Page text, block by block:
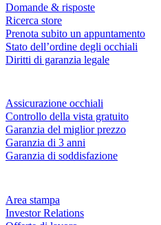
Domande & risposte
Ricerca store
Prenota subito un appuntamento
Stato dell’ordine degli occhiali
Diritti di garanzia legale
Assicurazione occhiali
Controllo della vista gratuito
Garanzia del miglior prezzo
Garanzia di 3 anni
Garanzia di soddisfazione
Area stampa
Investor Relations